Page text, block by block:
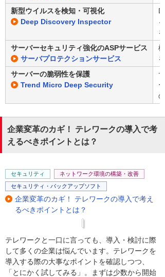
新型ウイルスを検知・可視化
Deep Discovery Inspector
サーバーセキュリティ強化のASPサービス
サーバプロテクションサービス
サーバーの脆弱性を保護
Trend Micro Deep Security
企業変革のカギ！ テレワークの導入で考
えるべきポイントとは？
セキュリティ
ネットワーク環境の構築・改善
セキュリティ・バックアップソフト
企業変革のカギ！ テレワークの導入で考え
るべきポイントとは？
テレワークと一口に言っても、導入・検討に際
して多くの企業は悩んでいます。テレワークを
導入する際の大事なポイントを確認しつつ、
「とにかく試してみる」。まずは少数から開始